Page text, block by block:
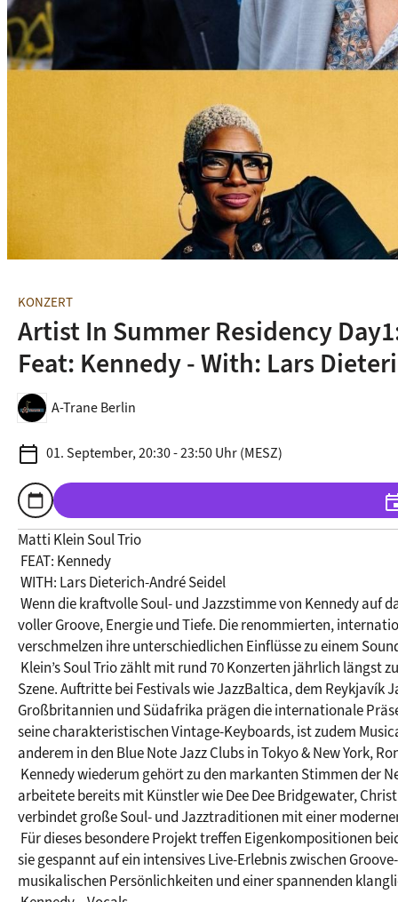
© A-Trane
© Steven Haberland
KONZERT
Artist In Summer Residency
Feat: Kennedy - With: Lars
A-Trane Berlin
calendar_today 01. September, 20:30 - 23:50 Uhr (MESZ)
calendar_today
Zum Kalender hinzufügen
Matti Klein Soul Trio
voller Groove, Energie und Tiefe. Die renommierten,
verschmelzen ihre unterschiedlichen Einflüsse zu einem
Szene. Auftritte bei Festivals wie JazzBaltica, dem
Großbritannien und Südafrika prägen die internationale
seine charakteristischen Vintage-Keyboards, ist zudem
anderem in den Blue Note Jazz Clubs in Tokyo & New York,
arbeitete bereits mit Künstler wie Dee Dee Bridgewater,
verbindet große Soul- und Jazztraditionen mit einer
sie gespannt auf ein intensives Live-Erlebnis zwischen
musikalischen Persönlichkeiten und einer spannenden